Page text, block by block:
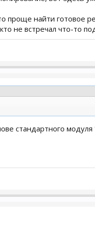
проще найти готовое
не встречал что-то
стандартного